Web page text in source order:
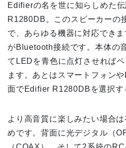
Edifierの名を世に知らしめた
R1280DB。このスピーカーの
で、あらゆる機器に対応でき
がBluetooth接続です。本体の
てLEDを青色に点灯させれば
ます。あとはスマートフォン
面でEdifier R1280DBを選択す
より高音質に楽しみたい場合
めです。背面に光デジタル（